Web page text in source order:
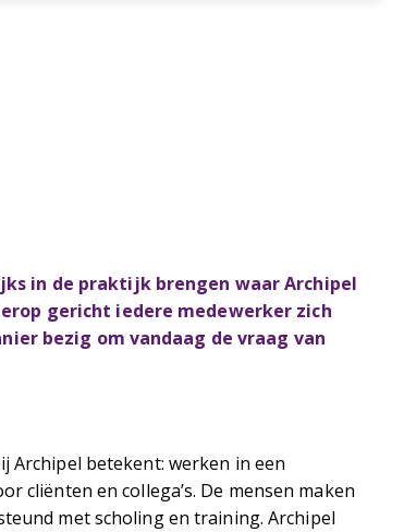
in de praktijk brengen waar Archipel
gericht iedere medewerker zich
bezig om vandaag de vraag van
Archipel betekent: werken in een
cliënten en collega’s. De mensen maken
met scholing en training. Archipel